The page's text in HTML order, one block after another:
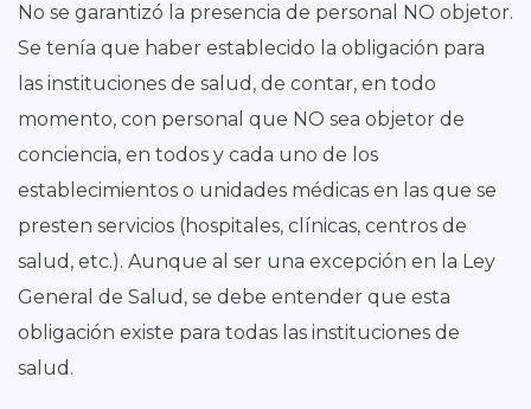
No se garantizó la presencia de personal NO objetor.
Se tenía que haber establecido la obligación para
las instituciones de salud, de contar, en todo
momento, con personal que NO sea objetor de
conciencia, en todos y cada uno de los
establecimientos o unidades médicas en las que se
presten servicios (hospitales, clínicas, centros de
salud, etc.). Aunque al ser una excepción en la Ley
General de Salud, se debe entender que esta
obligación existe para todas las instituciones de
salud.